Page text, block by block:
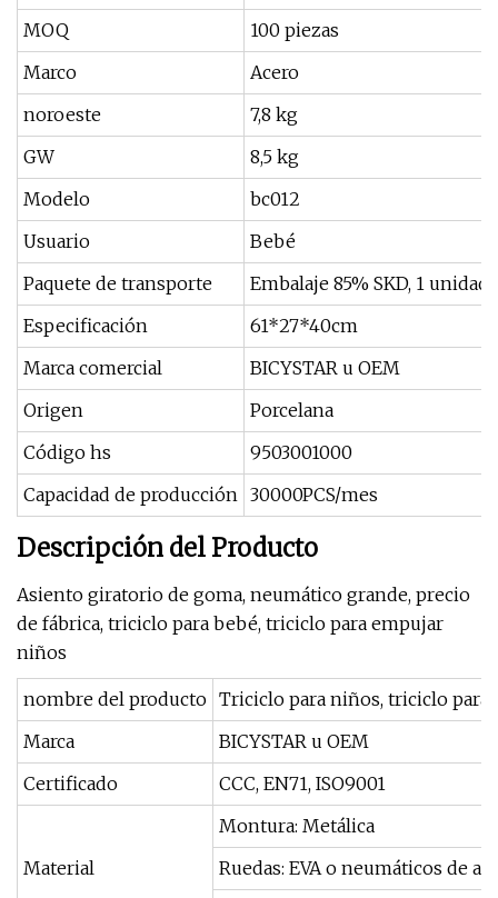
MOQ
100 piezas
Marco
Acero
noroeste
7,8 kg
GW
8,5 kg
Modelo
bc012
Usuario
Bebé
Paquete de transporte
Embalaje 85% SKD, 1
Especificación
61*27*40cm
Marca comercial
BICYSTAR u OEM
Origen
Porcelana
Código hs
9503001000
Capacidad de producción 30000PCS/mes
Descripción del Producto
Asiento giratorio de goma, neumático grande, precio
de fábrica, triciclo para bebé, triciclo para empujar
niños
nombre del producto Triciclo para niños, triciclo para
Marca
BICYSTAR u OEM
Certificado
CCC, EN71, ISO9001
Material
Montura: Metálica
Ruedas: EVA o neumáticos de